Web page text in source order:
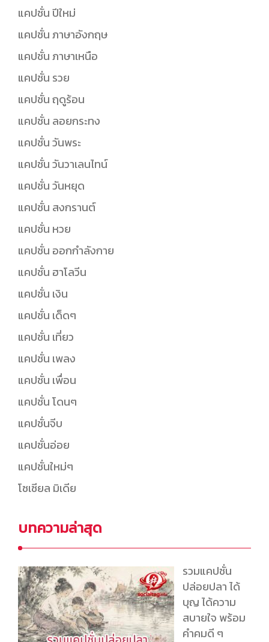
แคปชั่น ปีใหม่
แคปชั่น ภาษาอังกฤษ
แคปชั่น ภาษาเหนือ
แคปชั่น รวย
แคปชั่น ฤดูร้อน
แคปชั่น ลอยกระทง
แคปชั่น วันพระ
แคปชั่น วันวาเลนไทน์
แคปชั่น วันหยุด
แคปชั่น สงกรานต์
แคปชั่น หวย
แคปชั่น ออกกำลังกาย
แคปชั่น ฮาโลวีน
แคปชั่น เงิน
แคปชั่น เด็ดๆ
แคปชั่น เที่ยว
แคปชั่น เพลง
แคปชั่น เพื่อน
แคปชั่น โดนๆ
แคปชั่นจีบ
แคปชั่นอ่อย
แคปชั่นใหม่ๆ
โซเซียล มิเดีย
บทความล่าสุด
รวมแคปชั่น
ปล่อยปลา ได้
บุญ ได้ความ
สบายใจ พร้อม
คำคมดี ๆ